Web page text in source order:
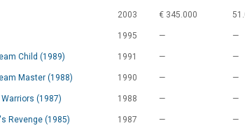
2003 € 345.000
1995 — —
Child (1989) 1991 — —
Master (1988) 1990 — —
(1987) 1988 — —
Revenge (1985) 1987 — —